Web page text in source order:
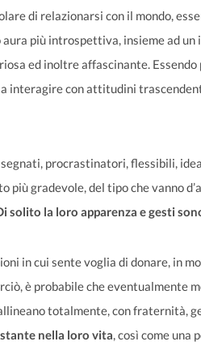
di relazionarsi con il mondo,
più introspettiva, insieme ad
ed inoltre affascinante.
interagire con attitudini
procrastinatori, flessibili,
più gradevole, del tipo che vanno
solito la loro apparenza e gesti
in cui sente voglia di donare, in
è probabile che eventualmente
totalmente, con fraternità,
nella loro vita, così come una